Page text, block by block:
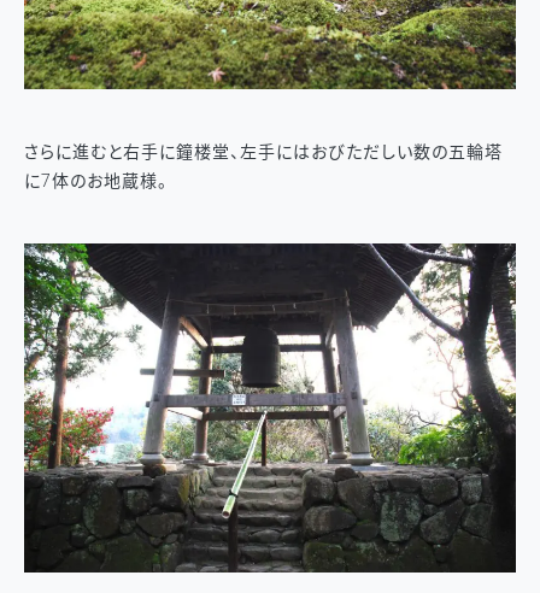
さらに進むと右手に鐘楼堂、左手にはおびただしい数の五輪塔
に7体のお地蔵様。